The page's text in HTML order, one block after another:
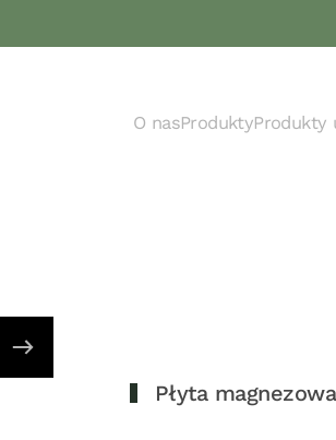
O nasProduktyProdukty
Płyta magnezowa